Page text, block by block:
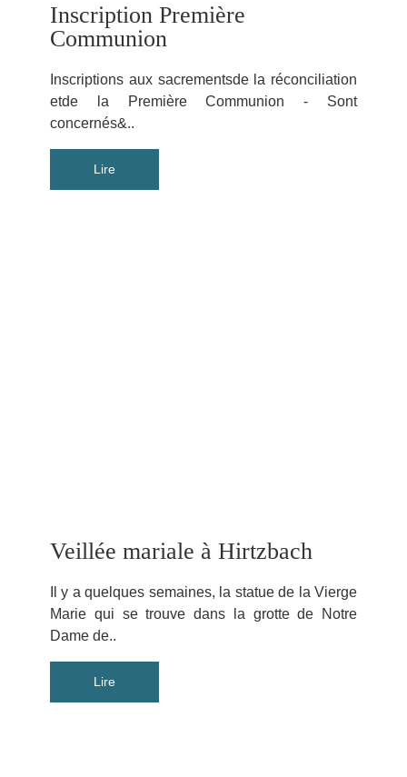
Inscription Première
Communion
Inscriptions aux sacrementsde la réconciliation
etde la Première Communion - Sont
concernés&..
Veillée mariale à Hirtzbach
Il y a quelques semaines, la statue de la Vierge
Marie qui se trouve dans la grotte de Notre
Dame de..